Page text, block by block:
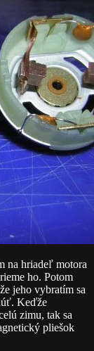
na hriadeľ motora
ho. Potom
jeho vybratím sa
Keďže
zimu, tak sa
pliešok